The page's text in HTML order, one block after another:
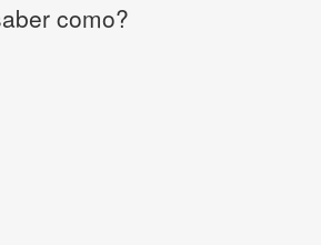
como?